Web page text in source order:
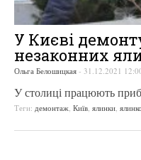
У Києві
незаконних
Ольга Белошицкая - 31.12.2021
У столиці працюють
Теги: демонтаж, Київ, ялинки,